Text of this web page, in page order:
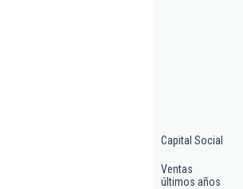
Capital Social
Ventas
últimos años